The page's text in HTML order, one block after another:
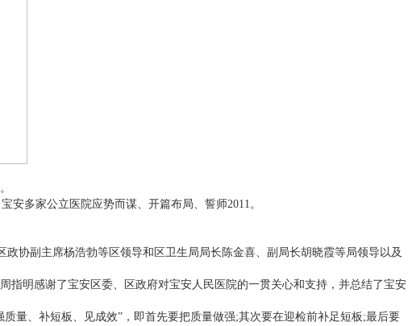
多家公立医院应势而谋、开篇布局、誓师2011。
协副主席杨浩勃等区领导和区卫生局局长陈金喜、副局长胡晓霞等局领导以及
明感谢了宝安区委、区政府对宝安人民医院的一贯关心和支持，并总结了宝安
、补短板、见成效”，即首先要把质量做强;其次要在迎检前补足短板;最后要